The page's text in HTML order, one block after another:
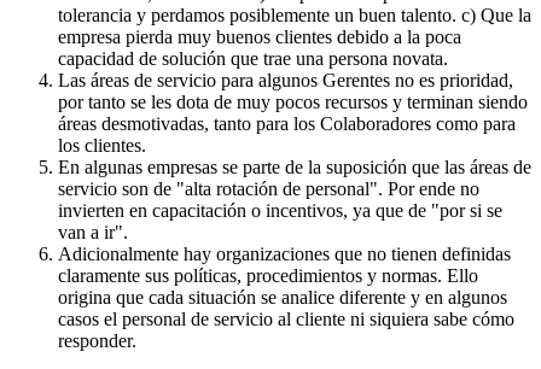
tolerancia y perdamos posiblemente un buen talento. c) Que la
empresa pierda muy buenos clientes debido a la poca
capacidad de solución que trae una persona novata.
Las áreas de servicio para algunos Gerentes no es prioridad,
por tanto se les dota de muy pocos recursos y terminan siendo
áreas desmotivadas, tanto para los Colaboradores como para
los clientes.
En algunas empresas se parte de la suposición que las áreas de
servicio son de "alta rotación de personal". Por ende no
invierten en capacitación o incentivos, ya que de "por si se
van a ir".
Adicionalmente hay organizaciones que no tienen definidas
claramente sus políticas, procedimientos y normas. Ello
origina que cada situación se analice diferente y en algunos
casos el personal de servicio al cliente ni siquiera sabe cómo
responder.